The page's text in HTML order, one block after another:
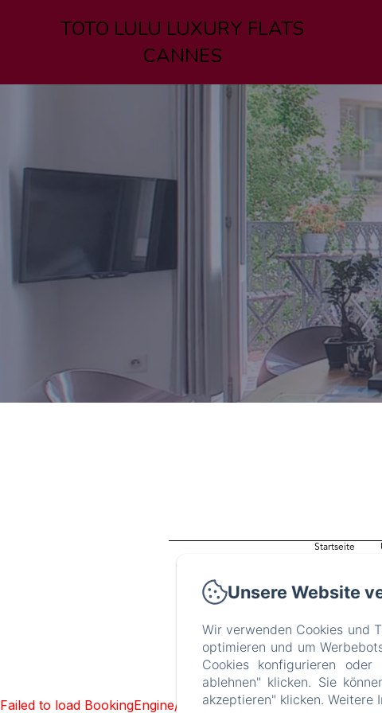
TOTO LULU LUXURY FLATS
CANNES
Startseite
Failed to load BookingEngine/index: Loading chunk 1322
Unsere Website
Wir verwenden Cookies und
optimieren und um
Cookies konfigurieren
ablehnen" klicken. Sie
akzeptieren" klicken. Weitere